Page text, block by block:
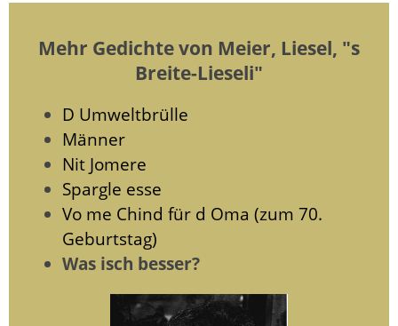
Mehr Gedichte von Meier, Liesel, "s
Breite-Lieseli"
D Umweltbrülle
Männer
Nit Jomere
Spargle esse
Vo me Chind für d Oma (zum 70.
Geburtstag)
Was isch besser?